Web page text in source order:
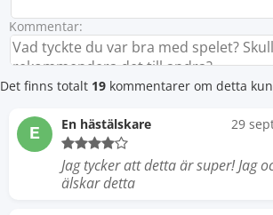
Kommentar:
Det finns totalt 19 kommentarer om detta
E En hästälskare 29
Jag tycker att detta är super! Jag
älskar detta